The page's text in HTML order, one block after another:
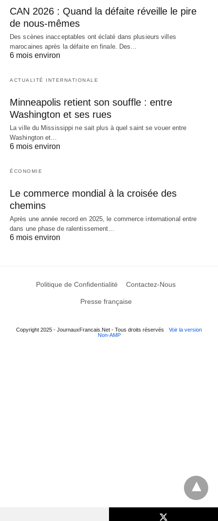
CAN 2026 : Quand la défaite réveille le pire
de nous-mêmes
Des scènes inacceptables ont éclaté dans plusieurs villes
marocaines après la défaite en finale. Des…
6 mois environ
ACTUALITÉ INTERNATIONALE
Minneapolis retient son souffle : entre
Washington et ses rues
La ville du Mississippi ne sait plus à quel saint se vouer entre
Washington et…
6 mois environ
ÉCONOMIE
Le commerce mondial à la croisée des
chemins
Après une année record en 2025, le commerce international entre
dans une phase de ralentissement…
6 mois environ
Politique de Confidentialité Contactez-Nous
Presse française
Copyright 2025 - JournauxFrancais.Net - Tous droits réservés
Voir la version
Non-AMP